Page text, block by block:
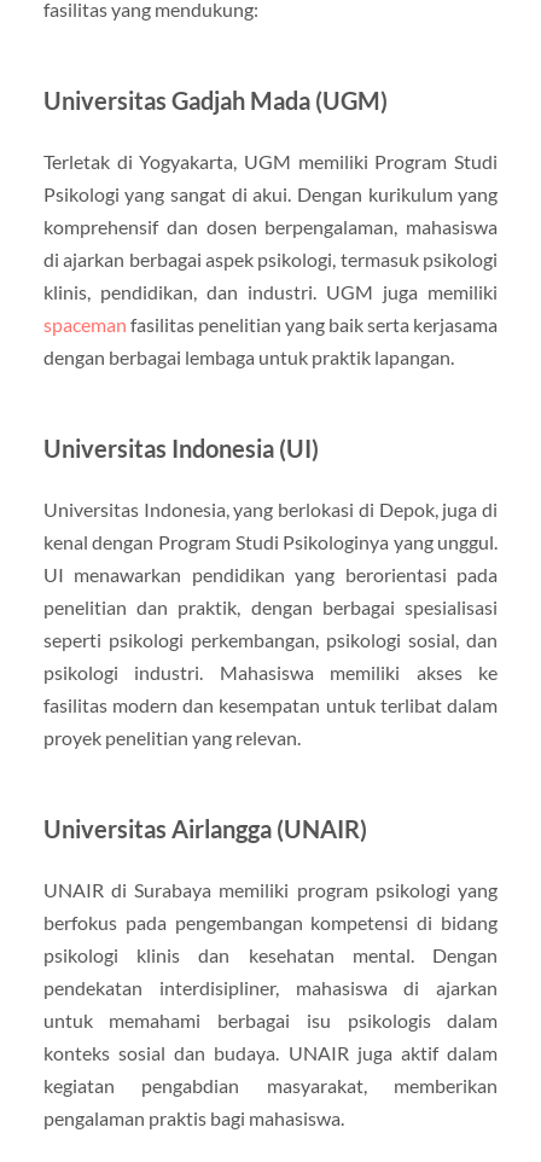
fasilitas yang mendukung:
Universitas Gadjah Mada (UGM)
Terletak di Yogyakarta, UGM memiliki Program Studi
Psikologi yang sangat di akui. Dengan kurikulum yang
komprehensif dan dosen berpengalaman, mahasiswa
di ajarkan berbagai aspek psikologi, termasuk psikologi
klinis, pendidikan, dan industri. UGM juga memiliki
spaceman fasilitas penelitian yang baik serta kerjasama
dengan berbagai lembaga untuk praktik lapangan.
Universitas Indonesia (UI)
Universitas Indonesia, yang berlokasi di Depok, juga di
kenal dengan Program Studi Psikologinya yang unggul.
UI menawarkan pendidikan yang berorientasi pada
penelitian dan praktik, dengan berbagai spesialisasi
seperti psikologi perkembangan, psikologi sosial, dan
psikologi industri. Mahasiswa memiliki akses ke
fasilitas modern dan kesempatan untuk terlibat dalam
proyek penelitian yang relevan.
Universitas Airlangga (UNAIR)
UNAIR di Surabaya memiliki program psikologi yang
berfokus pada pengembangan kompetensi di bidang
psikologi klinis dan kesehatan mental. Dengan
pendekatan interdisipliner, mahasiswa di ajarkan
untuk memahami berbagai isu psikologis dalam
konteks sosial dan budaya. UNAIR juga aktif dalam
kegiatan pengabdian masyarakat, memberikan
pengalaman praktis bagi mahasiswa.